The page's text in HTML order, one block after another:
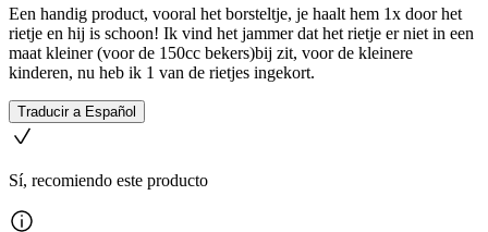
Een handig product, vooral het borsteltje, je haalt hem 1x door het
rietje en hij is schoon! Ik vind het jammer dat het rietje er niet in een
maat kleiner (voor de 150cc bekers)bij zit, voor de kleinere
kinderen, nu heb ik 1 van de rietjes ingekort.
Traducir a Español
Sí, recomiendo este producto